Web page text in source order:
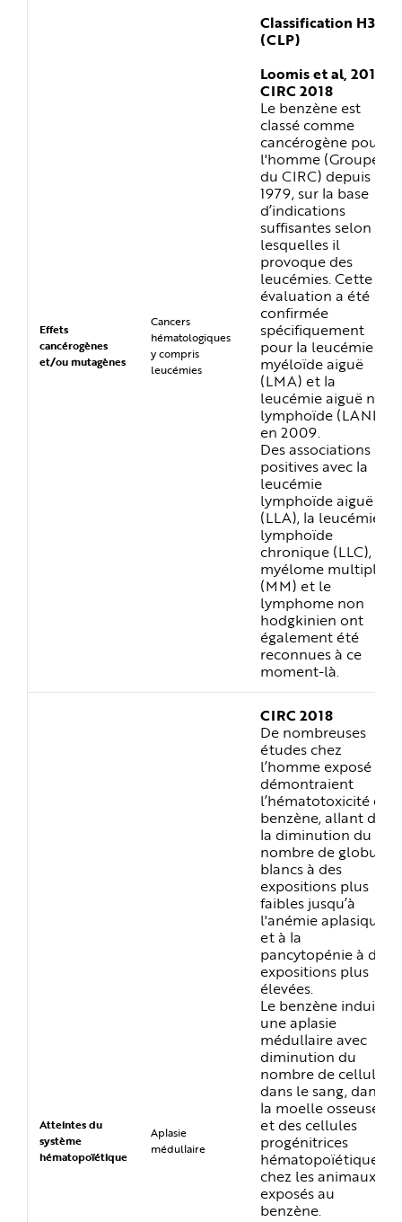
Effets
cancérogènes
et/ou mutagènes
Cancers
hématologiques
y compris
leucémies
Classification H350
(CLP)
Loomis et al, 2017 ;
CIRC 2018
Le benzène est
classé comme
cancérogène pour
l'homme (Groupe 1
du CIRC) depuis
1979, sur la base
d’indications
suffisantes selon
lesquelles il
provoque des
leucémies. Cette
évaluation a été
confirmée
spécifiquement
pour la leucémie
myéloïde aiguë
(LMA) et la
leucémie aiguë non
lymphoïde (LANL)
en 2009.
Des associations
positives avec la
leucémie
lymphoïde aiguë
(LLA), la leucémie
lymphoïde
chronique (LLC), le
myélome multiple
(MM) et le
lymphome non
hodgkinien ont
également été
reconnues à ce
moment-là.
Atteintes du
système
hématopoïétique
Aplasie
médullaire
CIRC 2018
De nombreuses
études chez
l’homme exposé
démontraient
l’hématotoxicité du
benzène, allant de
la diminution du
nombre de globules
blancs à des
expositions plus
faibles jusqu’à
l'anémie aplasique
et à la
pancytopénie à des
expositions plus
élevées.
Le benzène induit
une aplasie
médullaire avec
diminution du
nombre de cellules
dans le sang, dans
la moelle osseuse
et des cellules
progénitrices
hématopoïétiques,
chez les animaux
exposés au
benzène.